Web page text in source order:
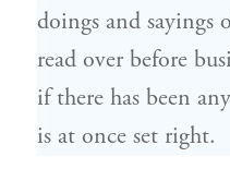
doings and sayings
read over before
if there has been
is at once set right.